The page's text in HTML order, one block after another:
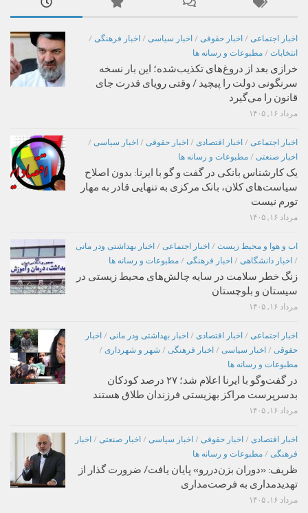
اخبار اجتماعی / اخبار حقوقی / اخبار سیاسی / اخبار فرهنگی /
انتخابات / مطبوعات و رسانه ها
خرازی بعد از دروغ‌های تکذیب‌شده؛ این بار نسخه
سرنگونی دولت را پیچید / وقتی رویای قدرت جای
قانون را می‌گیرد
مرداد ۱۶, ۱۴۰۵
اخبار اجتماعی / اخبار اقتصادی / اخبار حقوقی / اخبار سیاسی /
اخبار صنعتی / مطبوعات و رسانه ها
یک کارشناس بانکی در گفت و گو با ایرنا: بدون اصلاح
سیاست‌های کلان، بانک مرکزی به تنهایی قادر به مهار
تورم نیست
مرداد ۱۶, ۱۴۰۵
اب و هوا و محیط زیست / اخبار اجتماعی / اخبار بهداشتی ودر مانی
/ اخبار دانشگاهی / اخبار فرهنگی / مطبوعات و رسانه ها
زنگ خطر سلامت در سایه چالش‌های محیط زیستی در
سیستان و بلوچستان
مرداد ۱۶, ۱۴۰۵
اخبار اجتماعی / اخبار اقتصادی / اخبار بهداشتی ودر مانی / اخبار
حقوقی / اخبار سیاسی / اخبار فرهنگی / شهر و شهرداری /
مطبوعات و رسانه ها
در گفت‌وگو با ایرنا اعلام شد؛ ۲۷ درصد کودکان
بدسرپرست مراکز بهزیستی فرزندان طلاق هستند
مرداد ۱۶, ۱۴۰۵
اخبار اقتصادی / اخبار حقوقی / اخبار سیاسی / اخبار صنعتی / اخبار
فرهنگی / مطبوعات و رسانه ها
ظریف: «دوران بزن‌دررو» پایان یافت/ ضرورت گذار از
تهدیدمداری به فرصت‌مداری
مرداد ۱۶, ۱۴۰۵